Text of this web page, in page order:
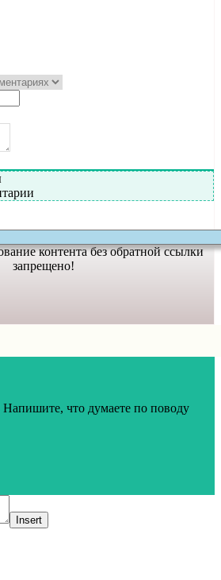
контента без обратной ссылки
запрещено!
что думаете по поводу
Insert